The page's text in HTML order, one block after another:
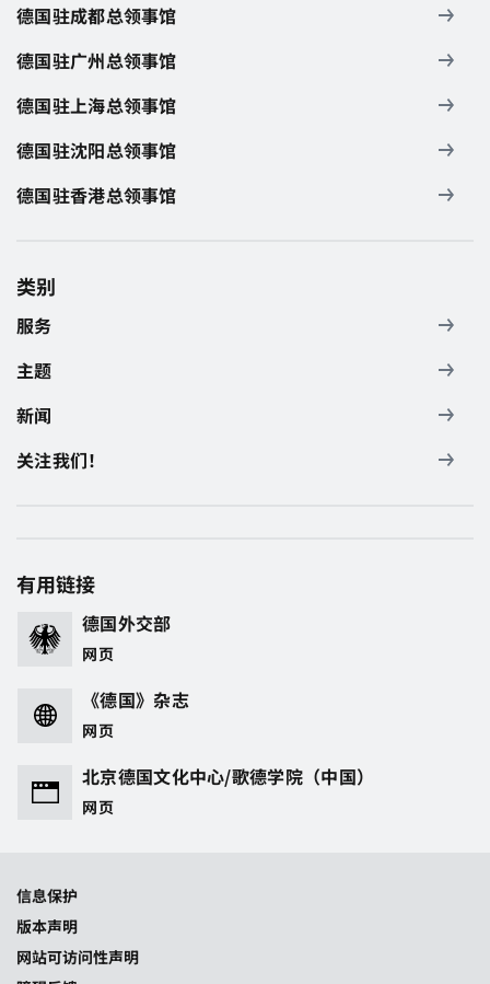
德国驻成都总领事馆
德国驻广州总领事馆
德国驻上海总领事馆
德国驻沈阳总领事馆
德国驻香港总领事馆
类别
服务
主题
新闻
关注我们！
有用链接
德国外交部
网页
《德国》杂志
网页
北京德国文化中心/歌德学院（中国）
网页
信息保护
版本声明
网站可访问性声明